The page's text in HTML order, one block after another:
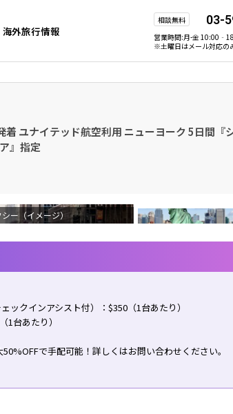
海外旅行情報
相談無料 03-
営業時間:月-金
※土曜日はメール対応の
ユナイテッド航空利用 ニューヨーク 5日間『
』指定
ー（イメージ）
クインアシスト付）：$350（1台あたり）
台あたり）
で手配可能！詳しくはお問い合わせください。